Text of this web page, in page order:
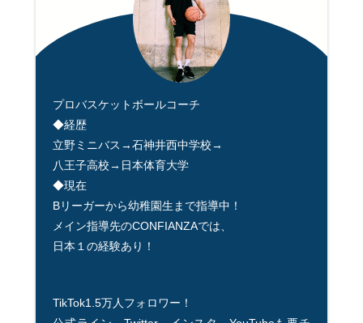
プロバスケットボールコーチ
◆経歴
立野ミニバス→石神井西中学校→
八王子高校→日本体育大学
◆現在
Bリーガーから幼稚園生まで指導中！
メイン指導先のCONFIANZAでは、
日本１の経験あり！
TikTok1.5万人フォロワー！